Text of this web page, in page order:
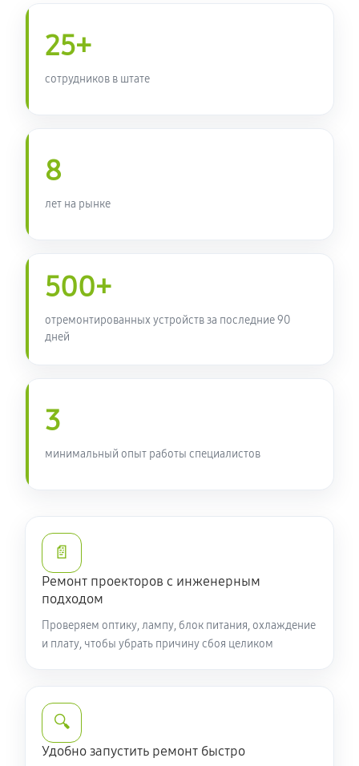
25+
сотрудников в штате
8
лет на рынке
500+
отремонтированных устройств за последние 90
дней
3
минимальный опыт работы специалистов
📄
Ремонт проекторов с инженерным
подходом
Проверяем оптику, лампу, блок питания, охлаждение
и плату, чтобы убрать причину сбоя целиком
🔍
Удобно запустить ремонт быстро